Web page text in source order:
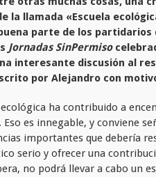
la llamada «Escuela
parte de los partidarios
Jornadas SinPermiso
interesante discusión al
por Alejandro con
ecológica ha contribuido a
es innegable, y conviene
importantes que debería
serio y ofrecer una
no podrá llevar a cabo un